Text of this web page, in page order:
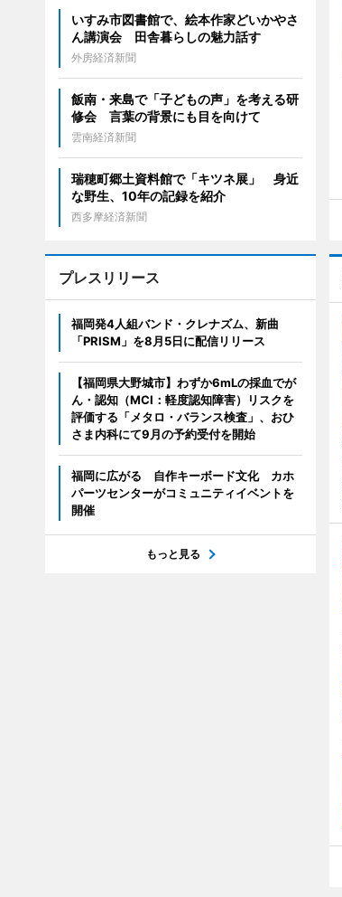
いすみ市図書館で、絵本作家どいかやさ
ん講演会 田舎暮らしの魅力話す
外房経済新聞
飯南・来島で「子どもの声」を考える研
修会 言葉の背景にも目を向けて
雲南経済新聞
瑞穂町郷土資料館で「キツネ展」 身近
な野生、10年の記録を紹介
西多摩経済新聞
プレスリリース
福岡発4人組バンド・クレナズム、新曲
「PRISM」を8月5日に配信リリース
【福岡県大野城市】わずか6mLの採血でが
ん・認知（MCI：軽度認知障害）リスクを
評価する「メタロ・バランス検査」、おひ
さま内科にて9月の予約受付を開始
福岡に広がる 自作キーボード文化 カホ
パーツセンターがコミュニティイベントを
開催
もっと見る